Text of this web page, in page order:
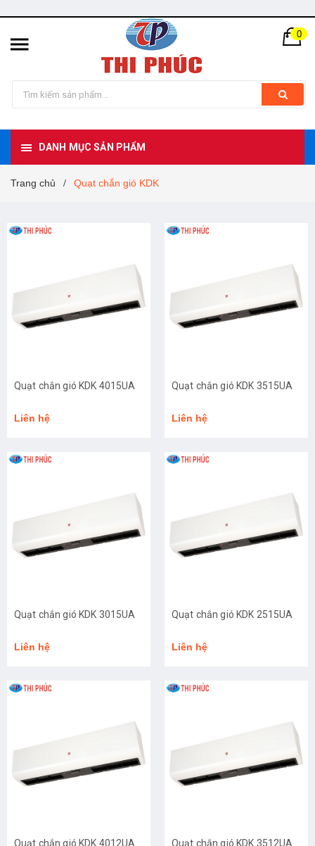
0
DANH MỤC SẢN PHẨM
Trang chủ / Quạt chắn gió KDK
Quạt chắn gió KDK 4015UA
Liên hệ
Quạt chắn gió KDK 3515UA
Liên hệ
Quạt chắn gió KDK 3015UA
Liên hệ
Quạt chắn gió KDK 2515UA
Liên hệ
Quạt chắn gió KDK 4012UA Quạt chắn gió KDK 3512UA